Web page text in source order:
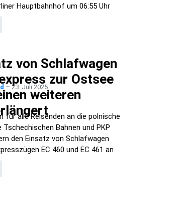
Hauptbahnhof um 06:55 Uhr
von Schlafwagen
zur Ostsee
weiteren
23. Juli 2025
für alle Reisenden an die polnische
Tschechischen Bahnen und PKP
den Einsatz von Schlafwagen
EC 460 und EC 461 an